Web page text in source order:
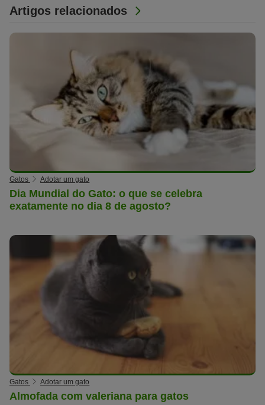
Artigos relacionados
Gatos Adotar um gato
Dia Mundial do Gato: o que se celebra
exatamente no dia 8 de agosto?
Gatos Adotar um gato
Almofada com valeriana para gatos